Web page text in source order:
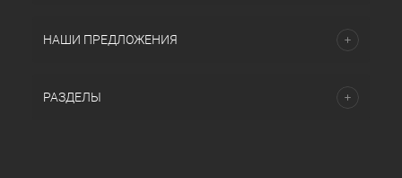
НАШИ ПРЕДЛОЖЕНИЯ
РАЗДЕЛЫ